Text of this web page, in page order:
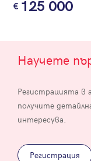
125 000
Научете
Регистрацията в
получите
интересува.
Регистрация